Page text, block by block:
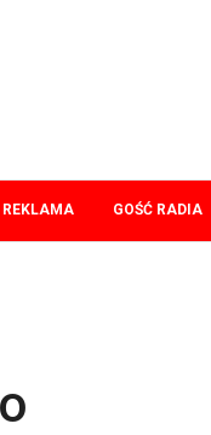
REKLAMA GOŚĆ RADIA